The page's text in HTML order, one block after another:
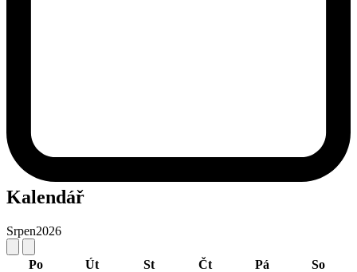
Kalendář
Srpen2026
Po Út St Čt Pá So